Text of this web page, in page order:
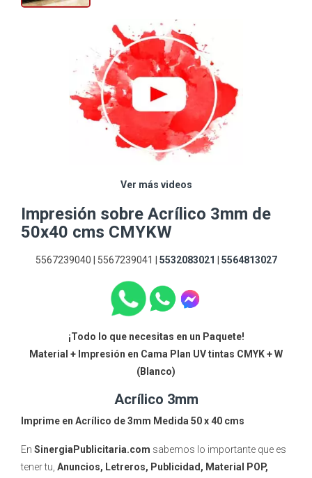
Ver más videos
Impresión sobre Acrílico 3mm de
50x40 cms CMYKW
5567239040 | 5567239041 | 5532083021 5564813027
¡Todo lo que necesitas en un Paquete!
Material + Impresión en Cama Plan UV tintas CMYK + W
(Blanco)
Acrílico 3mm
Imprime en Acrílico de 3mm Medida 50 x 40 cms
En SinergiaPublicitaria.com sabemos lo importante que es
tener tu, Anuncios, Letreros, Publicidad, Material POP,